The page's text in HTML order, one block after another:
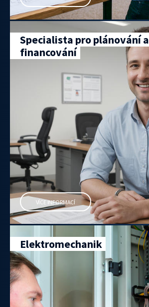
Specialista pro plánování a
financování
VÍCE INFORMACÍ
Elektromechanik